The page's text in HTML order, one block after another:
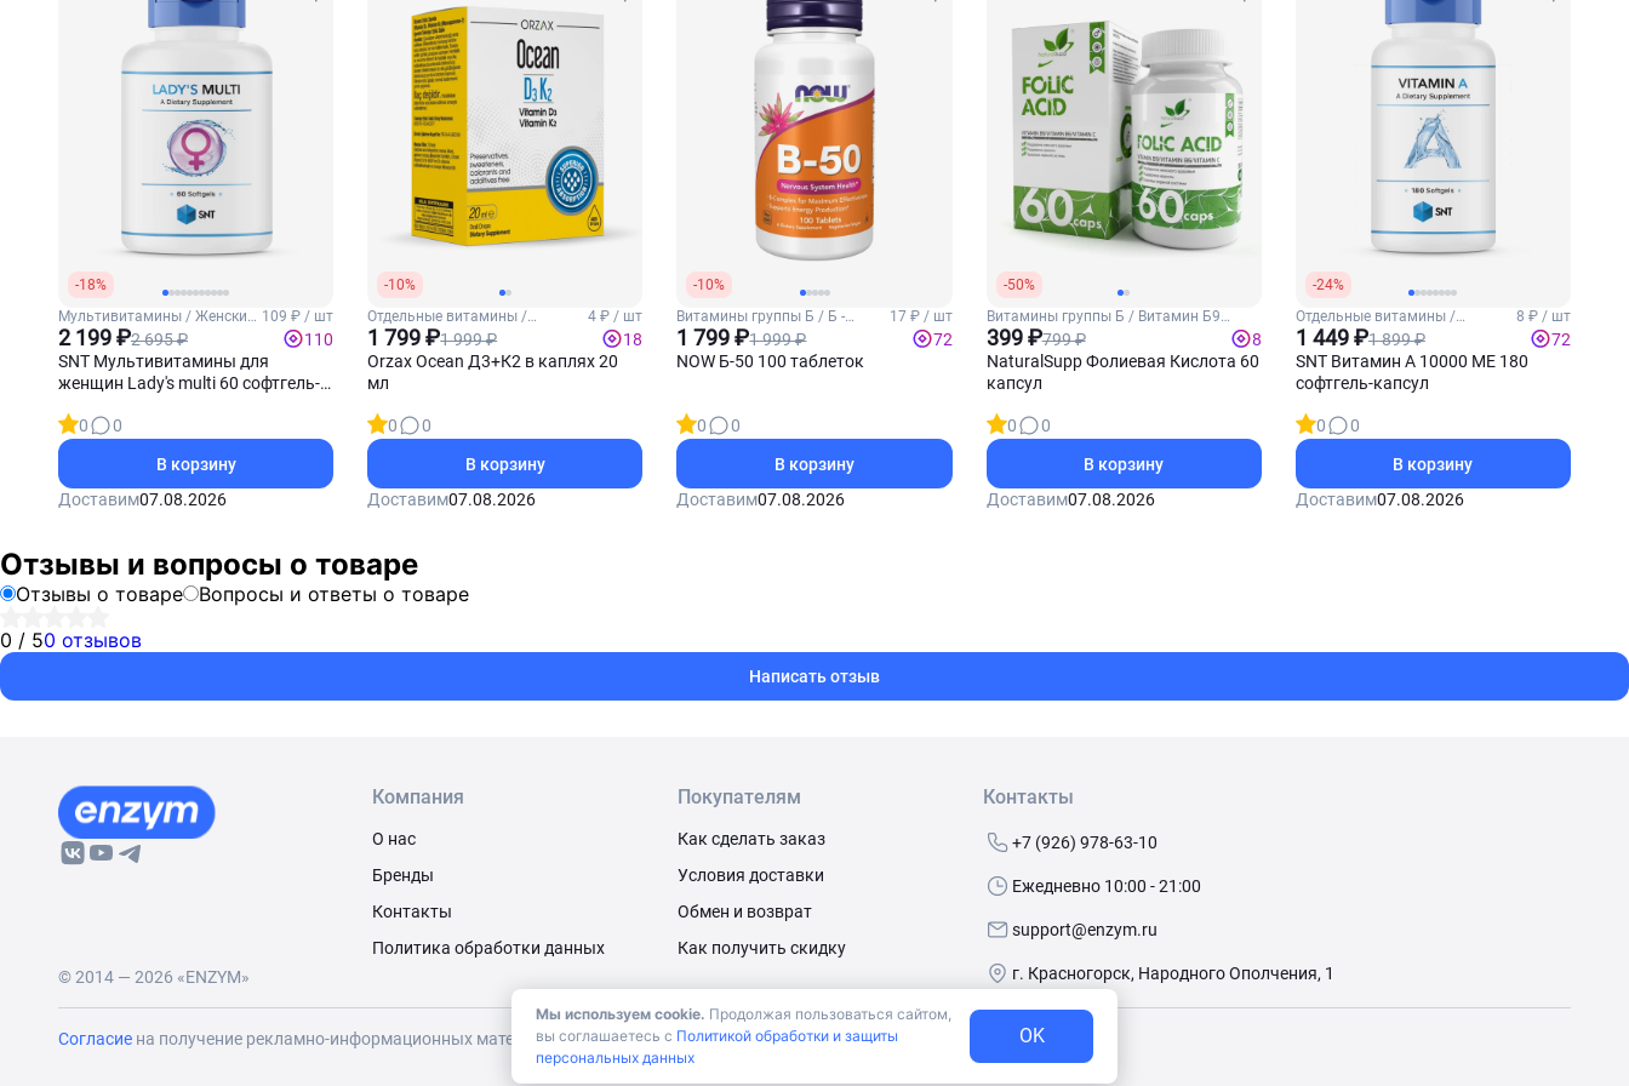
Мы используем cookie. Продолжая пользоваться сайтом,
вы соглашаетесь с Политикой обработки и защиты
персональных данных
OK
-18%
Мультивитамины / Женские
витамины
109 ₽ / шт
2 199 ₽2 695 ₽
110
SNT Мультивитамины для
женщин Lady's multi 60 софтгель-
0
0
В корзину
Доставим07.08.2026
-10%
Отдельные витамины /
Витамины Д3 и К2
4 ₽ / шт
1 799 ₽1 999 ₽
18
Orzax Ocean Д3+К2 в каплях 20
мл
0
0
В корзину
Доставим07.08.2026
-10%
Витамины группы Б / Б -
комплекс
17 ₽ / шт
1 799 ₽1 999 ₽
72
NOW Б-50 100 таблеток
0
0
В корзину
Доставим07.08.2026
-50%
Витамины группы Б / Витамин Б9
(Фолиевая кислота)
399 ₽799 ₽
8
NaturalSupp Фолиевая Кислота 60
капсул
0
0
В корзину
Доставим07.08.2026
-24%
Отдельные витамины /
Витамин А
8 ₽ / шт
1 449 ₽1 899 ₽
72
SNT Витамин А 10000 МЕ 180
софтгель-капсул
0
0
В корзину
Доставим07.08.2026
Отзывы и вопросы о товаре
Отзывы о товаре
Вопросы и ответы о товаре
0 / 50 отзывов
Написать отзыв
© 2014 — 2026 «ENZYM»
Компания
О нас
Бренды
Контакты
Политика обработки данных
Покупателям
Как сделать заказ
Условия доставки
Обмен и возврат
Как получить скидку
Контакты
+7 (926) 978-63-10
Ежедневно 10:00 - 21:00
support@enzym.ru
г. Красногорск, Народного Ополчения, 1
Согласие на получение рекламно-информационных материалов